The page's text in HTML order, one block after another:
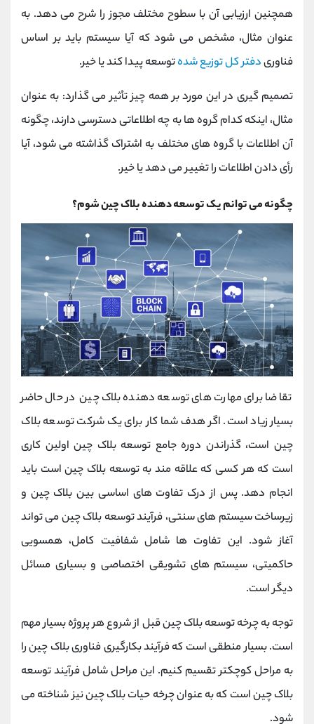
همچنین ارزیابی آن با سطوح مختلف مجوز را شرح می دهد. به
عنوان مثال، مشخص می شود که آیا سیستم باید بر اساس
فناوریدفتر کل توزیع شدهتوسعه پیدا کند یا خیر.
تصمیم گیری در این مورد بر همه چیز تأثیر می گذارد: به عنوان
مثال، اینکه کدام گروه ها به چه اطلاعاتی دسترسی دارند، چگونه
آن اطلاعات با گروه های مختلف به اشتراک گذاشته می شود، آیا
رأی دادن اطلاعات را تغییر می دهد یا خیر.
چگونه می توانم یک توسعه دهنده بلاک چین شوم؟
تقاضا برای مهارت های توسعه دهنده بلاک چین در حال حاضر
بسیار زیاد است. اگر هدف شما کار برای یک شرکت توسعه بلاک
چین است، گذراندن دوره جامع توسعه بلاک چین اولین کاری
است که هر کسی که علاقه مند به توسعه بلاک چین است باید
انجام دهد. پس از درک تفاوت های اساسی بین بلاک چین و
زیرساخت سیستم های سنتی، فرآیند توسعه بلاک چین می تواند
آغاز شود. این تفاوت ها شامل شفافیت کامل، همسویی
حاکمیتی، سیستم های تشویقی اختصاصی و بسیاری مسائل
دیگر است.
توجه به چرخه توسعه بلاک چین قبل از شروع هر پروژه بسیار مهم
است. بسیار منطقی است که فرآیند بکارگیری فناوری بلاک چین را
به مراحل کوچکتر تقسیم کنیم. این مراحل شامل فرآیند توسعه
بلاک چین است که به عنوان چرخه حیات بلاک چین نیز شناخته می
شود.